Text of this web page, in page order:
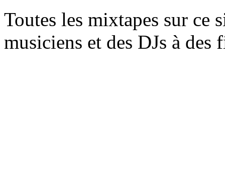
Toutes les mixtapes sur ce
musiciens et des DJs à